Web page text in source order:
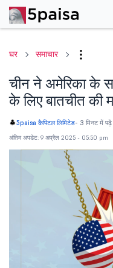
घर समाचार
चीन ने अमेरिका के
के लिए बातचीत की
5paisa कैपिटल लिमिटेड- 3 मिनट में पढ़ें
अंतिम अपडेट: 9 अप्रैल 2025 - 05:50 pm